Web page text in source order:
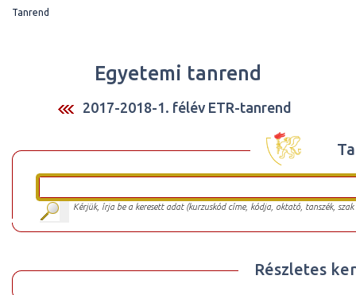
Tanrend
Egyetemi tanrend
2017-2018-1. félév ETR-tanrend
Kérjük, írja be a keresett adat (kurzuskód címe, kódja, oktató, tanszék,
Részletes